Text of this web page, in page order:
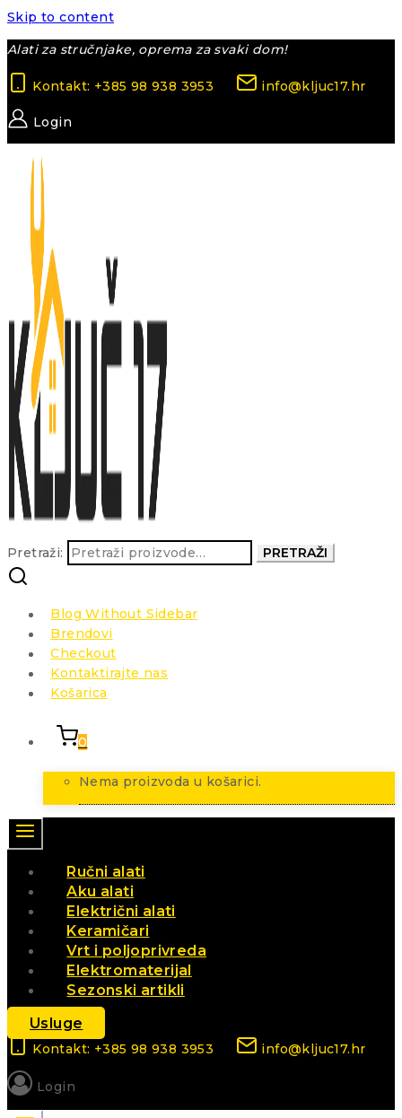
Skip to content
Alati za stručnjake, oprema za svaki dom!
Kontakt: +385 98 938 3953 info@kljuc17.hr
Login
Pretraži: PRETRAŽI
Blog Without Sidebar
Brendovi
Checkout
Kontaktirajte nas
Košarica
0
Nema proizvoda u košarici.
Ručni alati
Aku alati
Električni alati
Keramičari
Vrt i poljoprivreda
Elektromaterijal
Sezonski artikli
Usluge
Kontakt: +385 98 938 3953 info@kljuc17.hr
Login